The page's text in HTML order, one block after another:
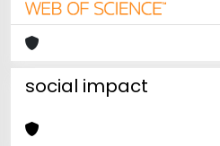
social impact